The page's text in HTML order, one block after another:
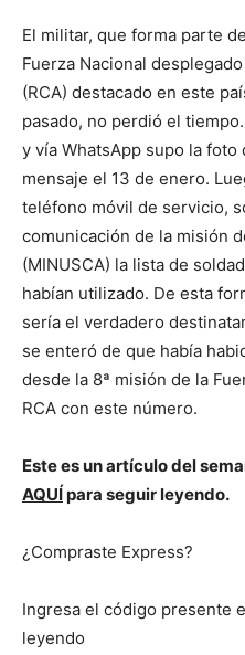
El militar, que forma parte
Fuerza Nacional
(RCA) destacado en este
pasado, no perdió el
y vía WhatsApp supo la
mensaje el 13 de enero.
teléfono móvil de servicio,
comunicación de la misión
(MINUSCA) la lista de
habían utilizado. De esta
sería el verdadero
se enteró de que había
desde la 8ª misión de la
RCA con este número.
Este es un artículo del
AQUÍpara seguir leyendo.
¿Compraste Express?
Ingresa el código presente
leyendo